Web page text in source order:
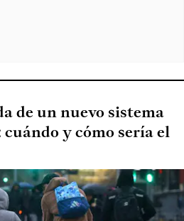
de un nuevo sistema
y cómo sería el